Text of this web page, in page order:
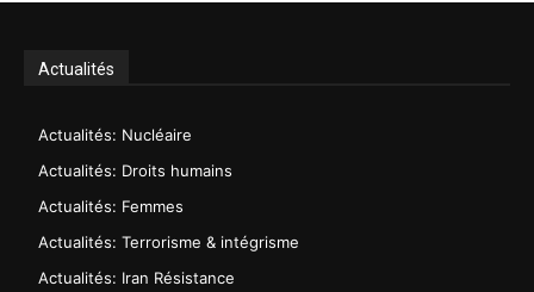
Actualités
Actualités: Nucléaire
Actualités: Droits humains
Actualités: Femmes
Actualités: Terrorisme & intégrisme
Actualités: Iran Résistance